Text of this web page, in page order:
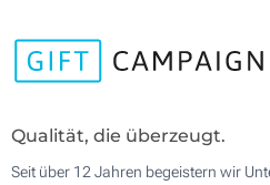
Qualität, die überzeugt.
Seit über 12 Jahren begeistern wir